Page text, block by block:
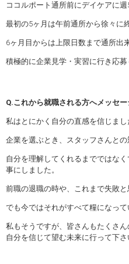
ココルポート通所前にデイケアに週
最初の5ヶ月は午前通所から徐々に
6ヶ月目からは上限日数まで通所出
積極的に企業見学・実習に行き応募
Q.これから就職される方へメッセー
私はとにかく自分の直感を信じまし
企業を選ぶとき、スタッフさんと
自分を理解してくれるまでではな
事にしました。
前職の退職の時や、これまで失敗
でも今ではそれがすべて糧になって
私もそうですが、皆さんもたくさ
自分を信じて望む未来に行って下さ